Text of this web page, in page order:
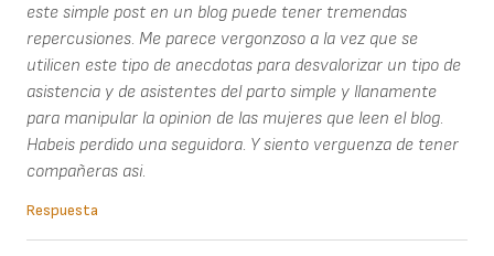
este simple post en un blog puede tener tremendas
repercusiones. Me parece vergonzoso a la vez que se
utilicen este tipo de anecdotas para desvalorizar un tipo de
asistencia y de asistentes del parto simple y llanamente
para manipular la opinion de las mujeres que leen el blog.
Habeis perdido una seguidora. Y siento verguenza de tener
compañeras asi.
Respuesta